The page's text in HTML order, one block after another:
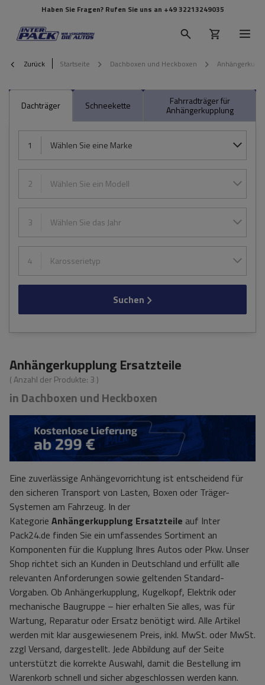
Haben Sie Fragen? Rufen Sie uns an +49 32213249035
Zurück Startseite Dachboxen und Heckboxen
Dachträger Schneekette Fahrradträger für
Anhängerkupplung
1 Wählen Sie eine Marke
2 Wählen Sie ein Modell
3 Wählen Sie das Jahr
4 Karosserietyp
Suchen
Anhängerkupplung Ersatzteile
( Anzahl der Produkte: 3 )
in Dachboxen und Heckboxen
Eine zuverlässige Anhängevorrichtung ist entscheidend für
den sicheren Transport von Lasten, Boxen oder Träger-
Systemen am Fahrzeug. In der
Kategorie Anhängerkupplung Ersatzteile auf Inter
Pack24.de finden Sie ein umfassendes Sortiment an
Komponenten für die Kupplung Ihres Autos oder Pkw. Unser
Shop richtet sich an Kunden in Deutschland und erfüllt alle
relevanten Anforderungen sowie geltenden Standard-
Vorgaben. Ob Anhängerkupplung, Kugelkopf, Elektrik oder
mechanische Baugruppe – hier erhalten Sie alles, was für
Wartung, Reparatur oder Ersatz benötigt wird. Alle Artikel
werden mit klar ausgewiesenem Preis, inkl. MwSt. oder MwSt.
zzgl Versand, dargestellt. Jede Abbildung auf der Seite
unterstützt die korrekte Auswahl, damit die Bestellung im
Warenkorb schnell und sicher abgeschlossen werden kann.